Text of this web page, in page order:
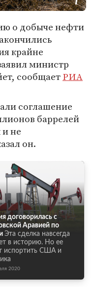
о добыче нефти
крайне
министр
сообщаетРИА
соглашение
баррелей
и не
он.
договорилась с
Аравией по
Эта сделка навсегда
в историю. Но ее
испортить США и
2020